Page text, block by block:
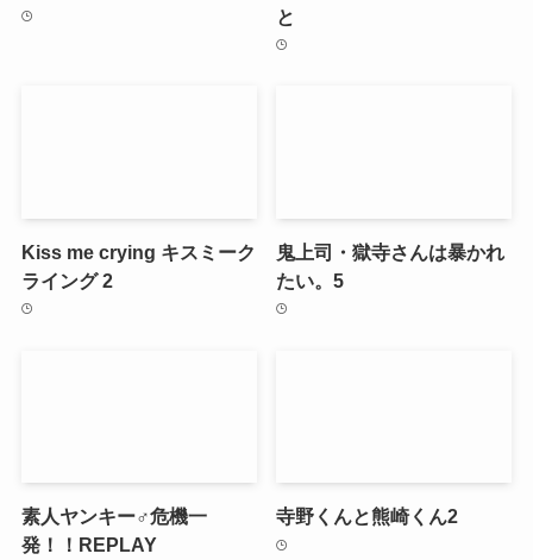
と
Kiss me crying キスミーク
ライング 2
鬼上司・獄寺さんは暴かれ
たい。5
素人ヤンキー♂危機一
発！！REPLAY
寺野くんと熊崎くん2